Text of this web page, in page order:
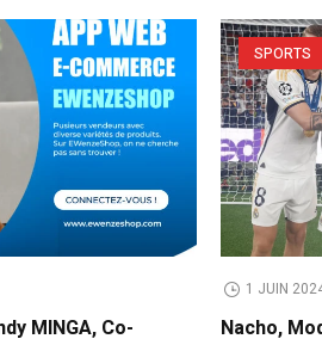
MINGA, Co-
SPORTS
1 JUIN
Nacho,